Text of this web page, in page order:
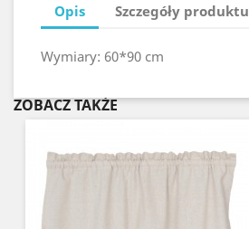
Opis Szczegóły produktu
Wymiary: 60*90 cm
ZOBACZ TAKŻE